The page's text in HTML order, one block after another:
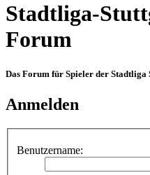
Stadtliga-
Forum
Das Forum für Spieler der Stadtliga
Anmelden
Benutzername: